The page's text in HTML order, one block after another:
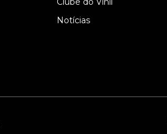
Notícias